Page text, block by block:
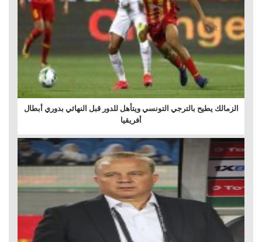
الزمالك يطيح بالترجي التونسي ويتأهل للدور قبل النهائي بدوري أبطال
أفريقيا